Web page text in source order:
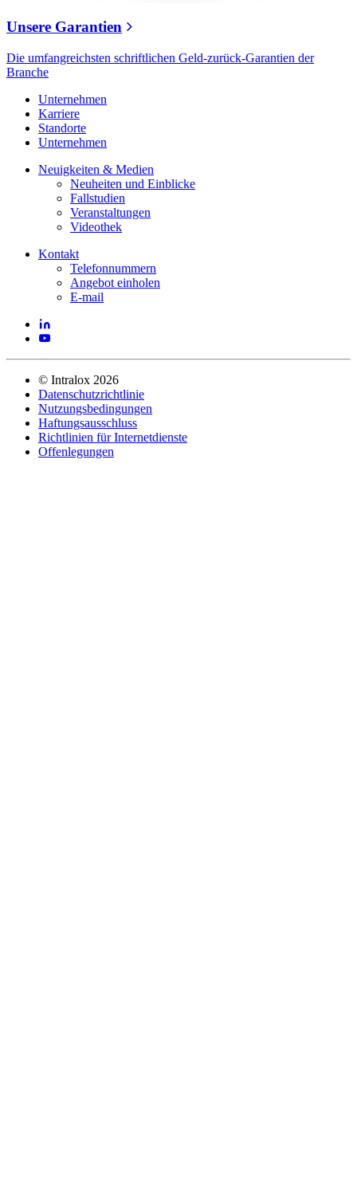
Unsere Garantien
Die umfangreichsten schriftlichen Geld-zurück-Garantien der
Branche
Unternehmen
Karriere
Standorte
Unternehmen
Neuigkeiten & Medien
Neuheiten und Einblicke
Fallstudien
Veranstaltungen
Videothek
Kontakt
Telefonnummern
Angebot einholen
E-mail
© Intralox 2026
Datenschutzrichtlinie
Nutzungsbedingungen
Haftungsausschluss
Richtlinien für Internetdienste
Offenlegungen